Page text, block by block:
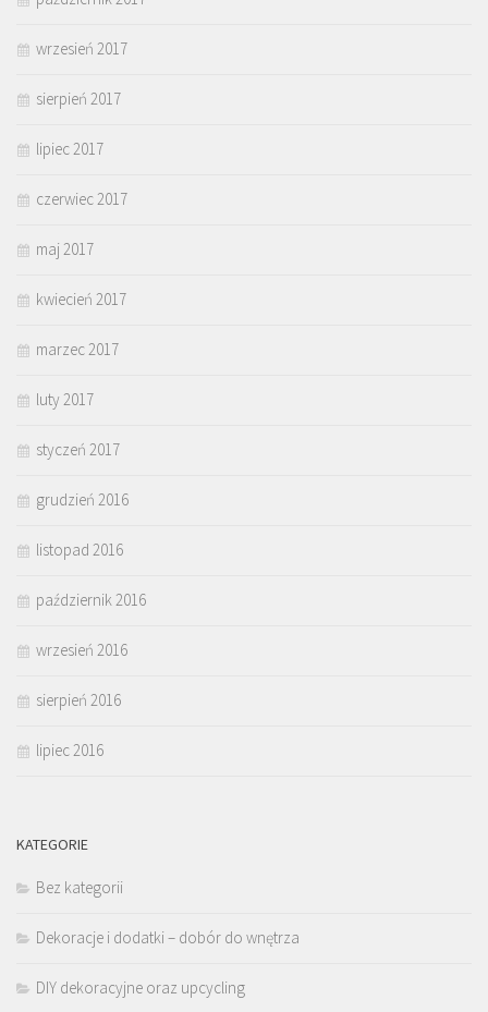
wrzesień 2017
sierpień 2017
lipiec 2017
czerwiec 2017
maj 2017
kwiecień 2017
marzec 2017
luty 2017
styczeń 2017
grudzień 2016
listopad 2016
październik 2016
wrzesień 2016
sierpień 2016
lipiec 2016
KATEGORIE
Bez kategorii
Dekoracje i dodatki – dobór do wnętrza
DIY dekoracyjne oraz upcycling